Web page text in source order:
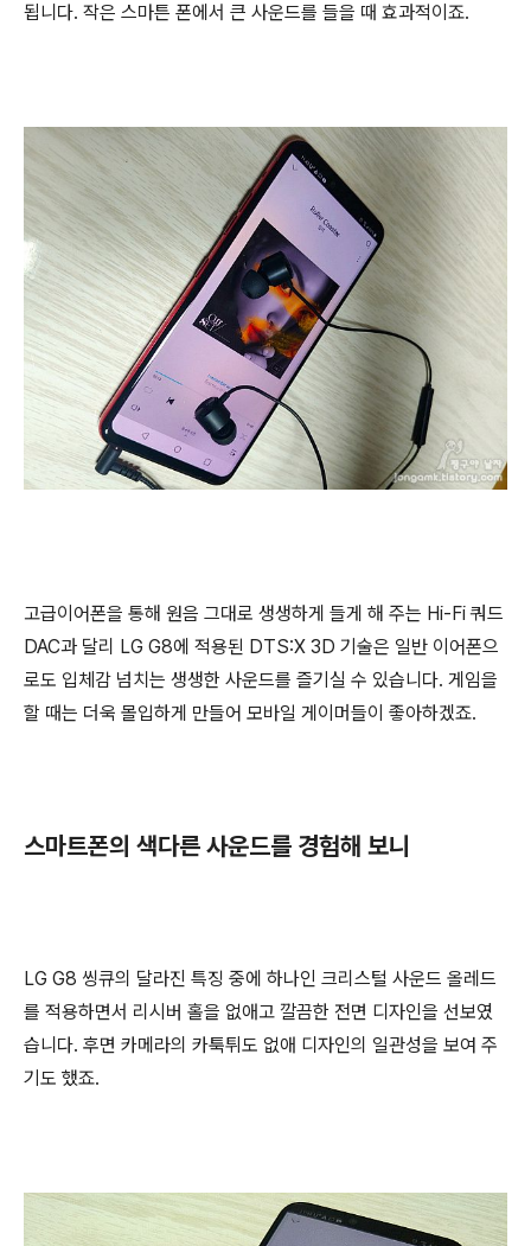
됩니다. 작은 스마튼 폰에서 큰 사운드를 들을 때 효과적이죠.
고급이어폰을 통해 원음 그대로 생생하게 들게 해 주는 Hi-Fi 쿼드
DAC과 달리 LG G8에 적용된 DTS:X 3D 기술은 일반 이어폰으
로도 입체감 넘치는 생생한 사운드를 즐기실 수 있습니다. 게임을
할 때는 더욱 몰입하게 만들어 모바일 게이머들이 좋아하겠죠.
스마트폰의 색다른 사운드를 경험해 보니
LG G8 씽큐의 달라진 특징 중에 하나인 크리스털 사운드 올레드
를 적용하면서 리시버 홀을 없애고 깔끔한 전면 디자인을 선보였
습니다. 후면 카메라의 카툭튀도 없애 디자인의 일관성을 보여 주
기도 했죠.